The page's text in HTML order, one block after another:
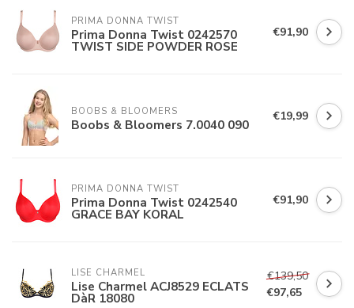
PRIMA DONNA TWIST
Prima Donna Twist 0242570
TWIST SIDE POWDER ROSE
€91,90
BOOBS & BLOOMERS
Boobs & Bloomers 7.0040 090 €19,99
PRIMA DONNA TWIST
Prima Donna Twist 0242540
GRACE BAY KORAL
€91,90
LISE CHARMEL
Lise Charmel ACJ8529 ECLATS
DàR 18080
€139,50
€97,65